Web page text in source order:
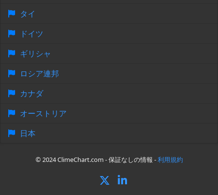
タイ
ドイツ
ギリシャ
ロシア連邦
カナダ
オーストリア
日本
© 2024 ClimeChart.com - 保証なしの情報 -利用規約